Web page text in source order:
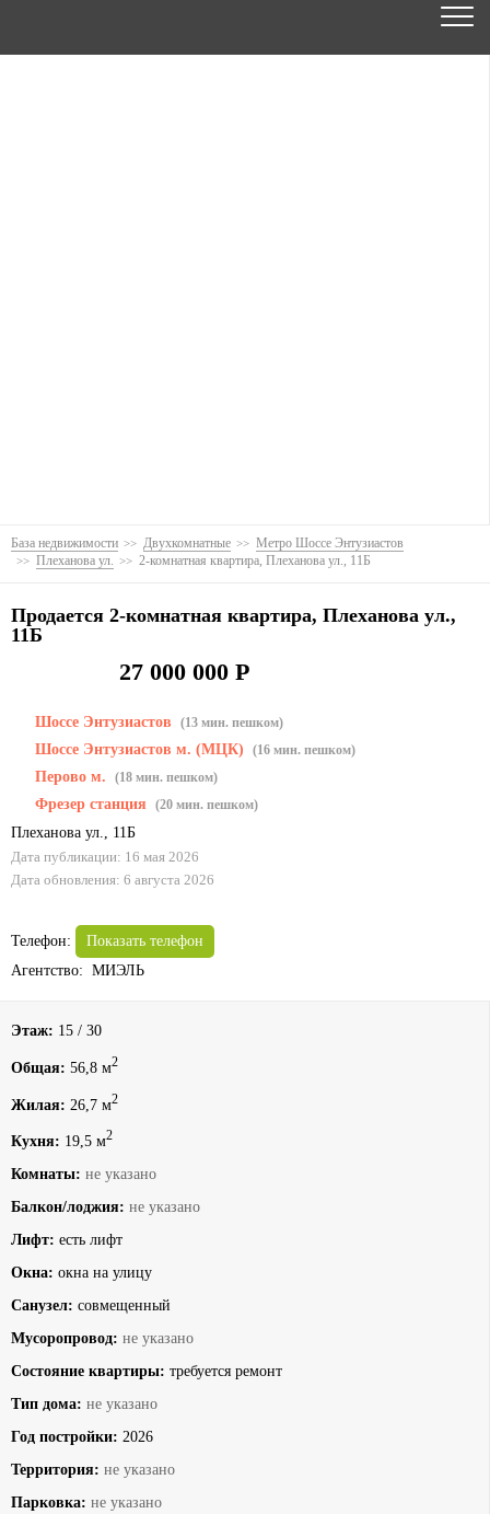
База недвижимости Двухкомнатные
Метро Шоссе Энтузиастов
Плеханова ул.
2-комнатная квартира, Плеханова ул., 11Б
Продается 2-комнатная квартира, Плеханова ул.,
11Б
27 000 000 Р
Шоссе Энтузиастов (13 мин. пешком)
Шоссе Энтузиастов м. (МЦК) (16 мин. пешком)
Перово м. (18 мин. пешком)
Фрезер станция (20 мин. пешком)
Плеханова ул., 11Б
Дата публикации: 16 мая 2026
Дата обновления: 6 августа 2026
Телефон:
Показать телефон
Агентство: МИЭЛЬ
Этаж: 15 / 30
Общая: 56,8 м2
Жилая: 26,7 м2
Кухня: 19,5 м2
Комнаты: не указано
Балкон/лоджия: не указано
Лифт: есть лифт
Окна: окна на улицу
Санузел: совмещенный
Мусоропровод: не указано
Состояние квартиры: требуется ремонт
Тип дома: не указано
Год постройки: 2026
Территория: не указано
Парковка: не указано